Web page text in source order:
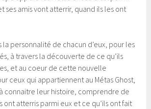
ses amis vont atterrir, quand ils les ont
la personnalité de chacun d’eux, pour les
à travers la découverte de ce qu’ils
et au coeur de cette nouvelle
ceux qui appartiennent au Métas Ghost,
connaitre leur histoire, comprendre de
ont atterris parmi eux et ce qu’ils ont fait